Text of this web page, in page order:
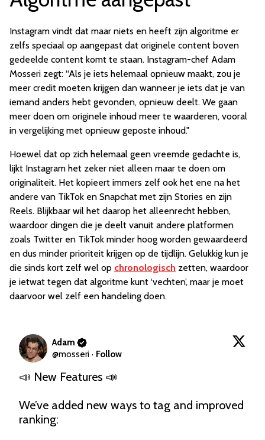
Instagram vindt dat maar niets en heeft zijn algoritme er
zelfs speciaal op aangepast dat originele content boven
gedeelde content komt te staan. Instagram-chef Adam
Mosseri zegt: “Als je iets helemaal opnieuw maakt, zou je
meer credit moeten krijgen dan wanneer je iets dat je van
iemand anders hebt gevonden, opnieuw deelt. We gaan
meer doen om originele inhoud meer te waarderen, vooral
in vergelijking met opnieuw geposte inhoud."
Hoewel dat op zich helemaal geen vreemde gedachte is,
lijkt Instagram het zeker niet alleen maar te doen om
originaliteit. Het kopieert immers zelf ook het ene na het
andere van TikTok en Snapchat met zijn Stories en zijn
Reels. Blijkbaar wil het daarop het alleenrecht hebben,
waardoor dingen die je deelt vanuit andere platformen
zoals Twitter en TikTok minder hoog worden gewaardeerd
en dus minder prioriteit krijgen op de tijdlijn. Gelukkig kun je
die sinds kort zelf wel op chronologisch zetten, waardoor
je ietwat tegen dat algoritme kunt ‘vechten’, maar je moet
daarvoor wel zelf een handeling doen.
Adam
@mosseri · Follow
📣 New Features 📣
We’ve added new ways to tag and improved
ranking: